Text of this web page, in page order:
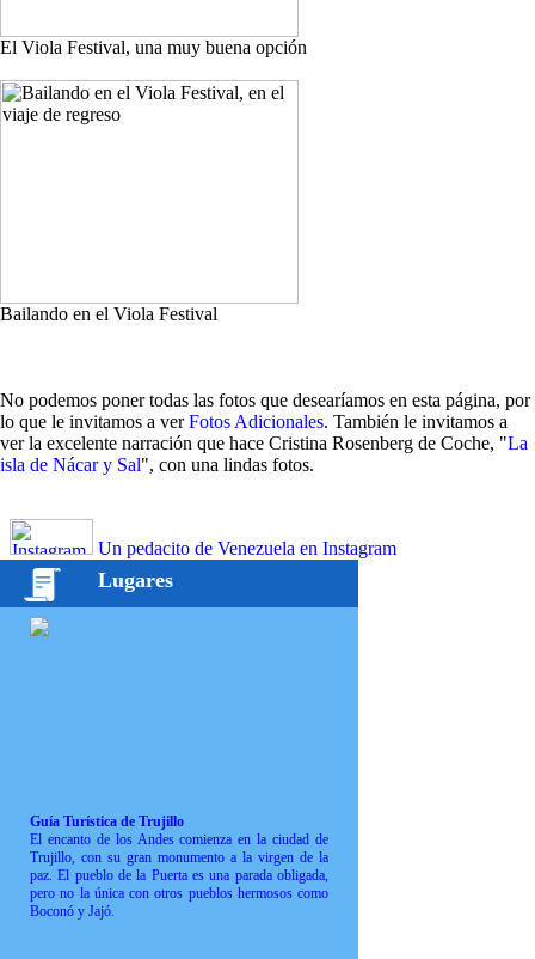
El Viola Festival, una muy buena opción
Bailando en el Viola Festival
No podemos poner todas las fotos que desearíamos en esta página, por
lo que le invitamos a verFotos Adicionales. También le invitamos a
ver la excelente narración que hace Cristina Rosenberg de Coche, "La
isla de Nácar y Sal", con una lindas fotos.
Un pedacito de Venezuela en Instagram
Lugares
Guía Turística de Trujillo
El encanto de los Andes comienza en la ciudad de
Trujillo, con su gran monumento a la virgen de la
paz. El pueblo de la Puerta es una parada obligada,
pero no la única con otros pueblos hermosos como
Boconó y Jajó.